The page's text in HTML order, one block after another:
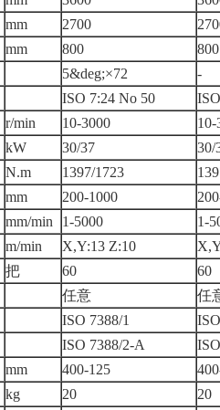
mm 2700
mm 800 800
5&deg;×72 -
ISO 7:24 No 50
r/min 10-3000 10-
kW 30/37 30/
N.m 1397/1723
mm 200-1000
mm/min 1-5000 1-
m/min X,Y:13 Z:10
把 60 60
任意 任
ISO 7388/1
ISO 7388/2-A
mm 400-125
kg 20 20